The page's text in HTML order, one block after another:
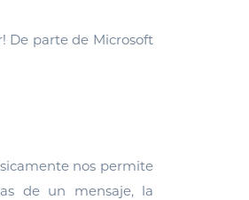
De parte de Microsoft
nos permite
de un mensaje, la